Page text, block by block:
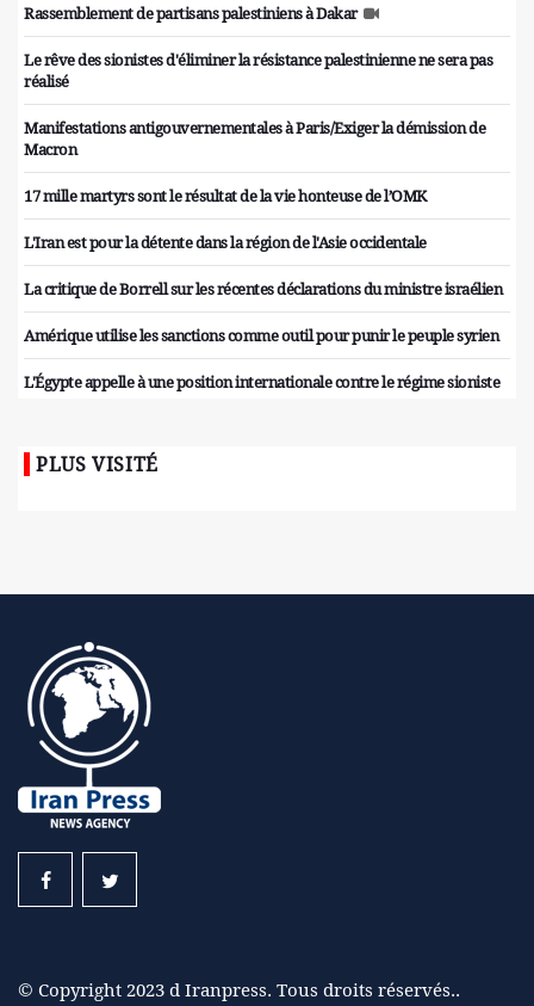
Rassemblement de partisans palestiniens à Dakar
Le rêve des sionistes d'éliminer la résistance palestinienne ne sera pas
réalisé
Manifestations antigouvernementales à Paris/Exiger la démission de
Macron
17 mille martyrs sont le résultat de la vie honteuse de l’OMK
L'Iran est pour la détente dans la région de l'Asie occidentale
La critique de Borrell sur les récentes déclarations du ministre israélien
Amérique utilise les sanctions comme outil pour punir le peuple syrien
L'Égypte appelle à une position internationale contre le régime sioniste
PLUS VISITÉ
© Copyright 2023 d Iranpress. Tous droits réservés..